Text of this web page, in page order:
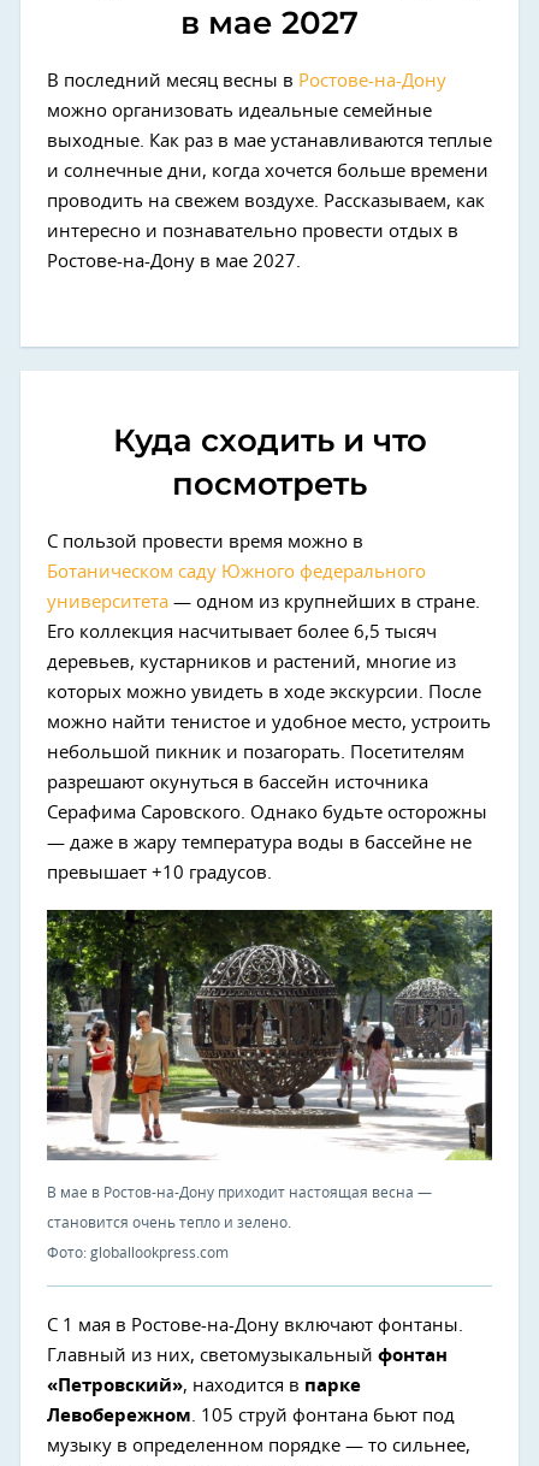
в мае 2027
В последний месяц весны в Ростове-на-Дону
можно организовать идеальные семейные
выходные. Как раз в мае устанавливаются теплые
и солнечные дни, когда хочется больше времени
проводить на свежем воздухе. Рассказываем, как
интересно и познавательно провести отдых в
Ростове-на-Дону в мае 2027.
Куда сходить и что
посмотреть
С пользой провести время можно в
Ботаническом саду Южного федерального
университета — одном из крупнейших в стране.
Его коллекция насчитывает более 6,5 тысяч
деревьев, кустарников и растений, многие из
которых можно увидеть в ходе экскурсии. После
можно найти тенистое и удобное место, устроить
небольшой пикник и позагорать. Посетителям
разрешают окунуться в бассейн источника
Серафима Саровского. Однако будьте осторожны
— даже в жару температура воды в бассейне не
превышает +10 градусов.
В мае в Ростов-на-Дону приходит настоящая весна —
становится очень тепло и зелено.
Фото: globallookpress.com
С 1 мая в Ростове-на-Дону включают фонтаны.
Главный из них, светомузыкальный фонтан
«Петровский», находится в парке
Левобережном. 105 струй фонтана бьют под
музыку в определенном порядке — то сильнее,